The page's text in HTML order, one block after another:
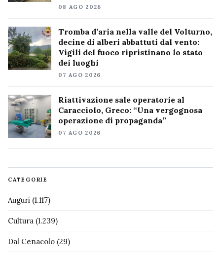
08 AGO 2026
Tromba d’aria nella valle del Volturno,
decine di alberi abbattuti dal vento:
Vigili del fuoco ripristinano lo stato
dei luoghi
07 AGO 2026
Riattivazione sale operatorie al
Caracciolo, Greco: “Una vergognosa
operazione di propaganda”
07 AGO 2026
CATEGORIE
Auguri (1.117)
Cultura (1.239)
Dal Cenacolo (29)